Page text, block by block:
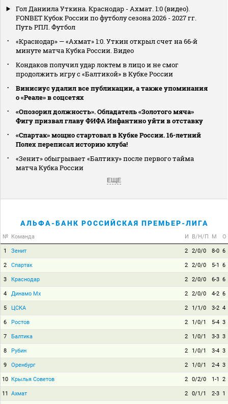
Гол Даниила Уткина. Краснодар - Ахмат. 1:0 (видео).
FONBET Кубок России по футболу сезона 2026 - 2027 гг.
Путь РПЛ. Футбол
«Краснодар» — «Ахмат» 1:0. Уткин открыл счет на 66‑й
минуте матча Кубка России. Видео
Кондаков получил удар локтем в лицо и не смог
продолжить игру с «Балтикой» в Кубке России
Винисиус удалил все публикации, а также упоминания
о «Реале» в соцсетях
«Опозорил должность». Обладатель «Золотого мяча»
Фигу призвал главу ФИФА Инфантино уйти в отставку
«Спартак» мощно стартовал в Кубке России. 16-летний
Полех переписал историю клуба!
«Зенит» обыгрывает «Балтику» после первого тайма
матча Кубка России
ЕЩЕ
АЛЬФА-БАНК РОССИЙСКАЯ ПРЕМЬЕР-ЛИГА
№ Команда И В/Н/П М О
1 Зенит 2 2/0/0 8-0 6
2 Спартак 2 2/0/0 5-1 6
3 Краснодар 2 2/0/0 6-3 6
4 Динамо Мх 2 2/0/0 4-2 6
5 ЦСКА 2 1/1/0 3-2 4
6 Ростов 2 1/0/1 5-4 3
7 Балтика 2 1/0/1 3-3 3
8 Рубин 2 1/0/1 3-4 3
9 Оренбург 2 1/0/1 2-4 3
10 Крылья Советов 2 0/2/0 1-1 2
11 Ахмат 2 0/1/1 2-3 1